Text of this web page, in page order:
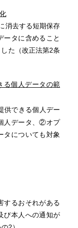
消去する短期保存
ータに含めること
た（改正法第2条
る個人データの範
供できる個人デー
人データ、②オプ
タについても対象
するおそれがある
び本人への通知が